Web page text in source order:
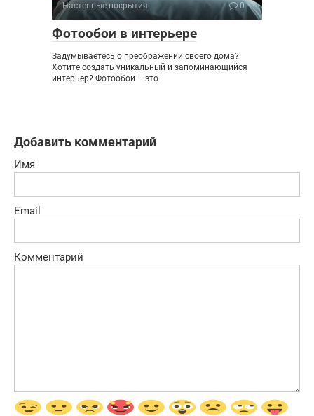
Настенные покрытия 0
Фотообои в интерьере
Задумываетесь о преображении своего дома?
Хотите создать уникальный и запоминающийся
интерьер? Фотообои – это
Добавить комментарий
Имя
Email
Комментарий